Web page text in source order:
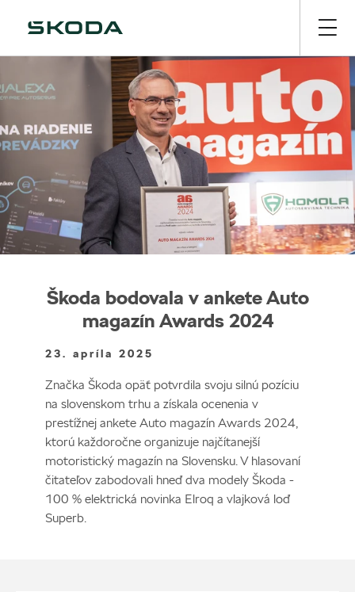
Škoda bodovala v ankete Auto
magazín Awards 2024
23. apríla 2025
Značka Škoda opäť potvrdila svoju silnú pozíciu
na slovenskom trhu a získala ocenenia v
prestížnej ankete Auto magazín Awards 2024,
ktorú každoročne organizuje najčítanejší
motoristický magazín na Slovensku. V hlasovaní
čitateľov zabodovali hneď dva modely Škoda -
100 % elektrická novinka Elroq a vlajková loď
Superb.